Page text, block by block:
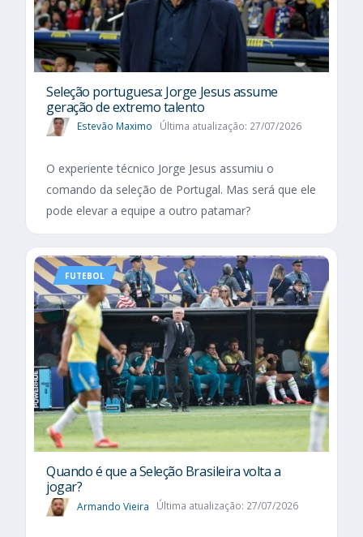
Seleção portuguesa: Jorge Jesus assume
geração de extremo talento
Estevão Maximo Última atualização: 27/07/2026
O experiente técnico Jorge Jesus assumiu o
comando da seleção de Portugal. Mas será que ele
pode elevar a equipe a outro patamar?
FUTEBOL
Quando é que a Seleção Brasileira volta a
jogar?
Armando Vieira Última atualização: 27/07/2026